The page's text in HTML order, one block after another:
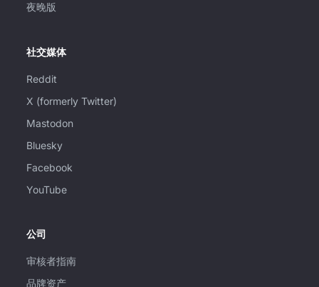
夜晚版
社交媒体
Reddit
X (formerly Twitter)
Mastodon
Bluesky
Facebook
YouTube
公司
审核者指南
品牌资产